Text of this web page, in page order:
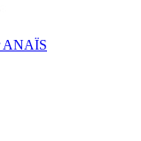
ANAÏS